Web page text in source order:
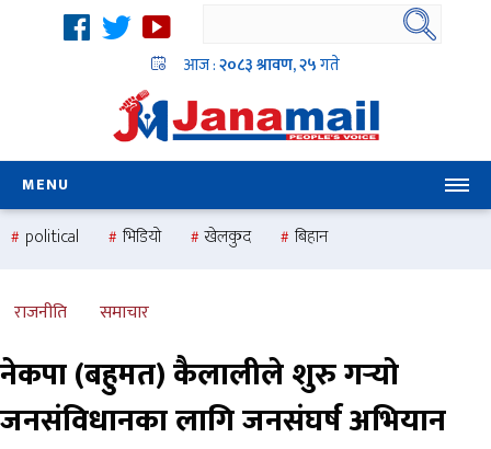
आज :२०८३ श्रावण, २५गते
MENU
political भिडियो खेलकुद
बिहान
national
health
राजनीति समाचार
नेकपा (बहुमत) कैलालीले शुरु गर्‍यो
जनसंविधानका लागि जनसंघर्ष अभियान